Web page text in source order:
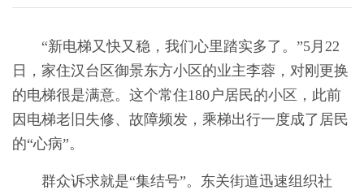
“新电梯又快又稳，我们心里踏实多了。”5月22
日，家住汉台区御景东方小区的业主李蓉，对刚更换
的电梯很是满意。这个常住180户居民的小区，此前
因电梯老旧失修、故障频发，乘梯出行一度成了居民
的“心病”。
群众诉求就是“集结号”。东关街道迅速组织社